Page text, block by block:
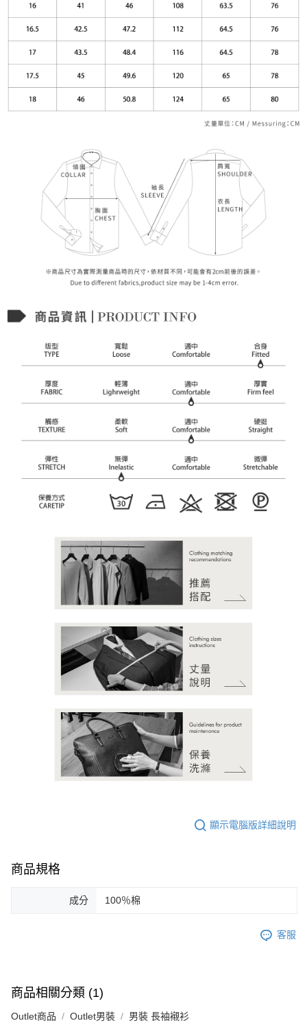
顯示電腦版詳細說明
商品規格
成分 100％棉
客服
商品相關分類 (1)
Outlet商品 Outlet男裝 男裝 長袖襯衫